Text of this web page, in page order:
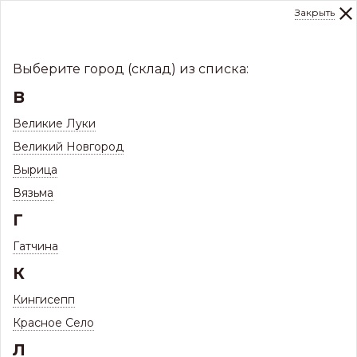
291-000
Фальцевая кровля и комплектующие
Закрыть
Выберите город (склад) из списка:
В
Великие Луки
Великий Новгород
Вырица
Вязьма
Г
Гатчина
К
Кингисепп
Красное Село
Л